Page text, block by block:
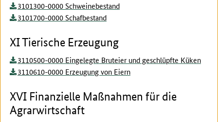
3101300-0000 Schweinebestand
3101700-0000 Schafbestand
XI Tierische Erzeugung
3110500-0000 Eingelegte Bruteier und geschlüpfte Küken
3110610-0000 Erzeugung von Eiern
XVI Finanzielle Maßnahmen für die
Agrarwirtschaft